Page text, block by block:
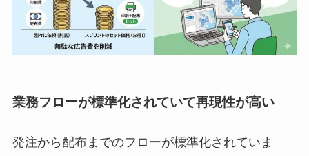
業務フローが標準化されていて再現性が高い
発注から配布までのフローが標準化されていま